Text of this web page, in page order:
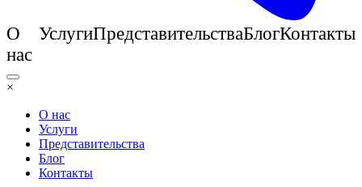
О
нас
УслугиПредставительстваБлогКонтакты
×
О нас
Услуги
Представительства
Блог
Контакты